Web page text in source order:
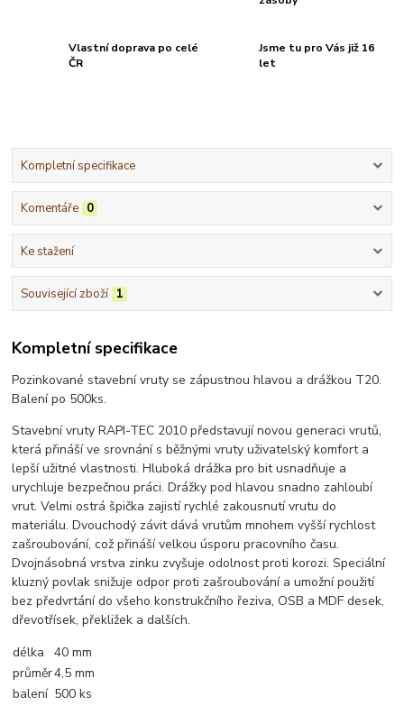
Vlastní doprava po celé
ČR
Jsme tu pro Vás již 16
let
Kompletní specifikace
Komentáře 0
Ke stažení
Související zboží 1
Kompletní specifikace
Pozinkované stavební vruty se zápustnou hlavou a drážkou T20.
Balení po 500ks.
Stavební vruty RAPI-TEC 2010 představují novou generaci vrutů,
která přináší ve srovnání s běžnými vruty uživatelský komfort a
lepší užitné vlastnosti. Hluboká drážka pro bit usnadňuje a
urychluje bezpečnou práci. Drážky pod hlavou snadno zahloubí
vrut. Velmi ostrá špička zajistí rychlé zakousnutí vrutu do
materiálu. Dvouchodý závit dává vrutům mnohem vyšší rychlost
zašroubování, což přináší velkou úsporu pracovního času.
Dvojnásobná vrstva zinku zvyšuje odolnost proti korozi. Speciální
kluzný povlak snižuje odpor proti zašroubování a umožní použití
bez předvrtání do všeho konstrukčního řeziva, OSB a MDF desek,
dřevotřísek, překližek a dalších.
délka
40 mm
průměr4,5 mm
balení 500 ks